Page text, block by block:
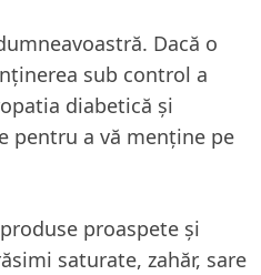
Dacă o
sub control a
diabetică și
pentru a vă menține pe
proaspete și
saturate, zahăr, sare